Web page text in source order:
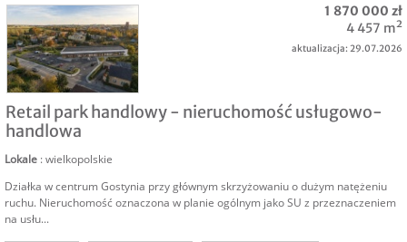
Retail park handlowy - nieruchomość usługowo-
handlowa
Lokale : wielkopolskie
Działka w centrum Gostynia przy głównym skrzyżowaniu o dużym natężeniu
ruchu. Nieruchomość oznaczona w planie ogólnym jako SU z przeznaczeniem
na usłu...
1 870 000 zł
4 457 m²
aktualizacja: 29.07.2026